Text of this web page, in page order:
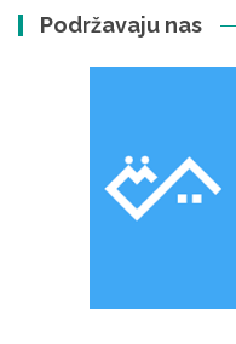
Podržavaju nas